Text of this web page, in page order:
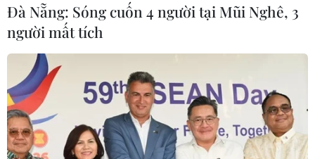
Đà Nẵng: Sóng cuốn 4 người tại Mũi Nghê, 3
người mất tích